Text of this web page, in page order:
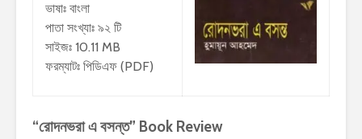
ভাষাঃ বাংলা
পাতা সংখ্যাঃ ৯২ টি
সাইজঃ 10.11 MB
ফরম্যাটঃ পিডিএফ (PDF)
“রোদনভরা এ বসন্ত” Book Review